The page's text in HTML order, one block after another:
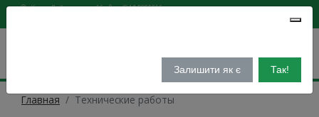
Киев, Лейпцигская,16
(044) 5855516
Eng
Залишити як є Так!
Главная Технические работы